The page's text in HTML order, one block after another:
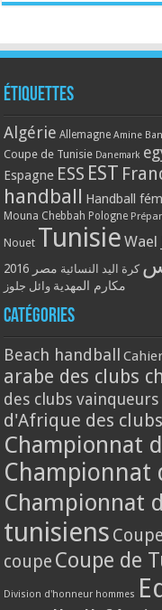
Étiquettes
Algérie Allemagne Amine
Coupe de Tunisie Danemark
Espagne ESS EST
handball Handball
Mouna Chebbah Pologne
Nouet Tunisie Wael
كرة اليد النسائية مصر 2016
مكارم المهدية وائل جلوز
Catégories
Beach handball
arabe des clubs
des clubs
d'Afrique des
Championnat
Championnat
Championnat
tunisiens
coupe Coupe de
Division d'honneur hommes